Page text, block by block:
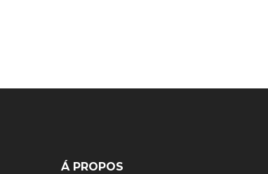
Á PROPOS